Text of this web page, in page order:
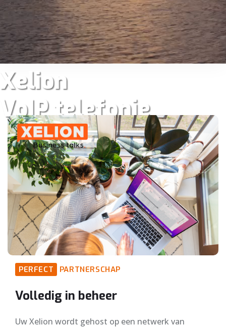
Xelion
VoIP telefonie
Met Xelion is jouw organisatie altijd
bereikbaar.
PERFECT PARTNERSCHAP
Volledig in beheer
Uw Xelion wordt gehost op een netwerk van